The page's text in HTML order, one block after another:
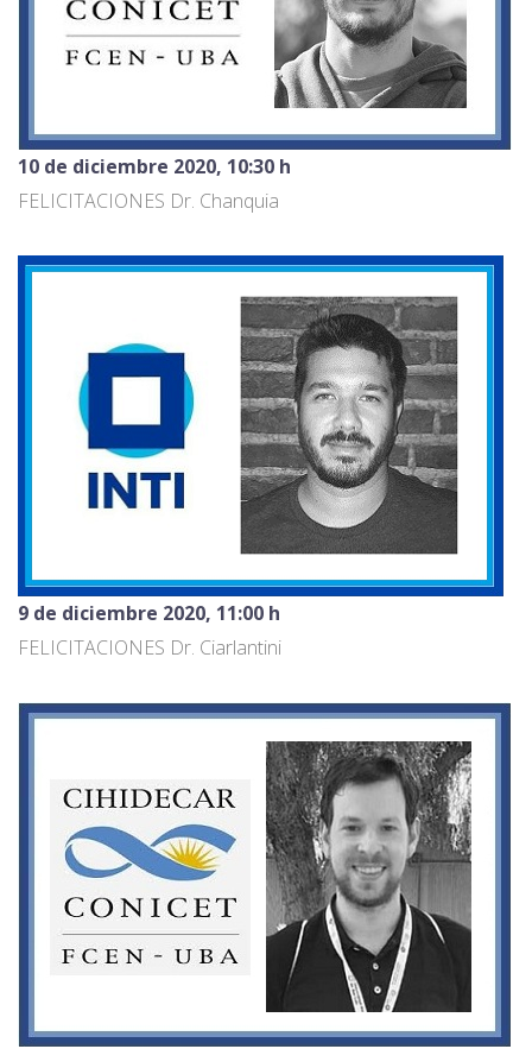
10 de diciembre 2020, 10:30 h
FELICITACIONES Dr. Chanquia
9 de diciembre 2020, 11:00 h
FELICITACIONES Dr. Ciarlantini